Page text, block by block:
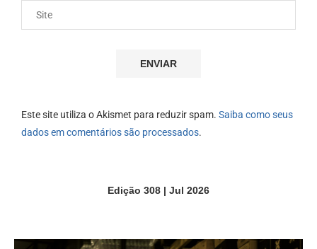
Este site utiliza o Akismet para reduzir spam. Saiba como seus
dados em comentários são processados.
Edição 308 | Jul 2026